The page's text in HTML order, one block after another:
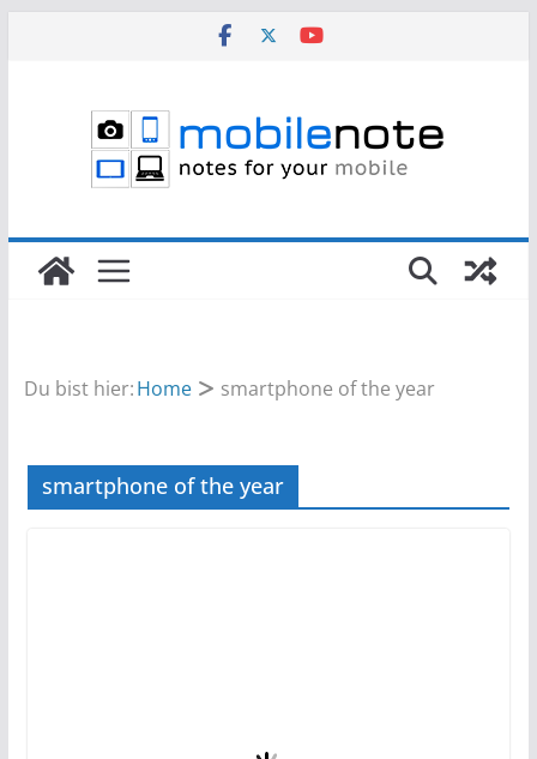
Du bist hier:Home smartphone of the year
smartphone of the year